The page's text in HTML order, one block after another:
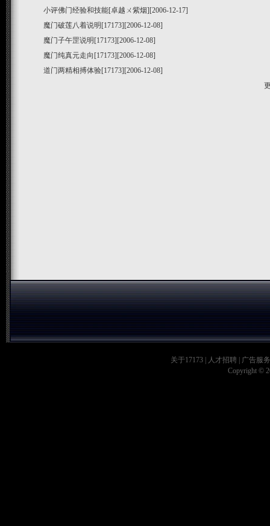
小评佛门经验和技能[卓越ㄨ紫烟][2006-12-17]
魔门破莲八着说明 [17173][2006-12-08]
魔门子午罡说明 [17173][2006-12-08]
魔门纯真元走向 [17173][2006-12-08]
道门两精相搏体验[17173][2006-12-08]
关于17173 人才招聘
广告服务
Copyright ©